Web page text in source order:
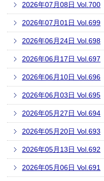
2026年07月08日 Vol.700
2026年07月01日 Vol.699
2026年06月24日 Vol.698
2026年06月17日 Vol.697
2026年06月10日 Vol.696
2026年06月03日 Vol.695
2026年05月27日 Vol.694
2026年05月20日 Vol.693
2026年05月13日 Vol.692
2026年05月06日 Vol.691